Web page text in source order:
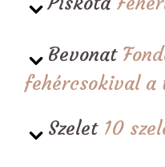
Bevonat
fehércsokival a
Szelet 10